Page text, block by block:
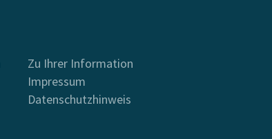
Zu Ihrer Information
Impressum
Datenschutzhinweis